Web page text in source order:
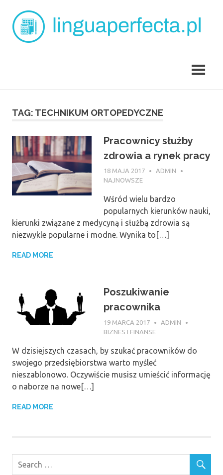
content
TAG: TECHNIKUM ORTOPEDYCZNE
Pracownicy służby
zdrowia a rynek pracy
18 MAJA 2017
ADMIN
NAJNOWSZE
Wśród wielu bardzo
popularnych kierunków nauki,
kierunki związane z medycyną i służbą zdrowia są
niezwykle popularne i modne. Wynika to[…]
READ MORE
Poszukiwanie
pracownika
19 MARCA 2017
ADMIN
BIZNES I FINANSE
W dzisiejszych czasach, by szukać pracowników do
swojego przedsiębiorstwa warto myśleć
nieszablonowo. Oczywiście musisz umieścić informację
o naborze na nowe[…]
READ MORE